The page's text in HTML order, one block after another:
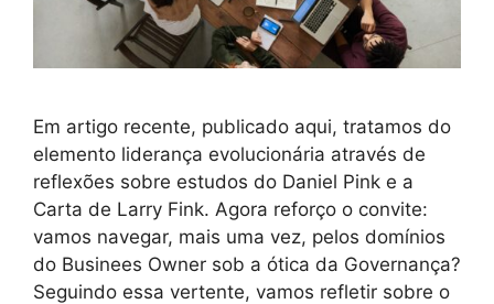
Em artigo recente, publicado aqui, tratamos do
elemento liderança evolucionária através de
reflexões sobre estudos do Daniel Pink e a
Carta de Larry Fink. Agora reforço o convite:
vamos navegar, mais uma vez, pelos domínios
do Businees Owner sob a ótica da Governança?
Seguindo essa vertente, vamos refletir sobre o